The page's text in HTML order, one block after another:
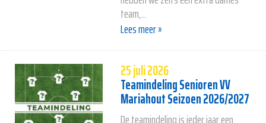
team,...
Lees meer »
25 juli 2026
Teamindeling Senioren VV
Mariahout Seizoen 2026/2027